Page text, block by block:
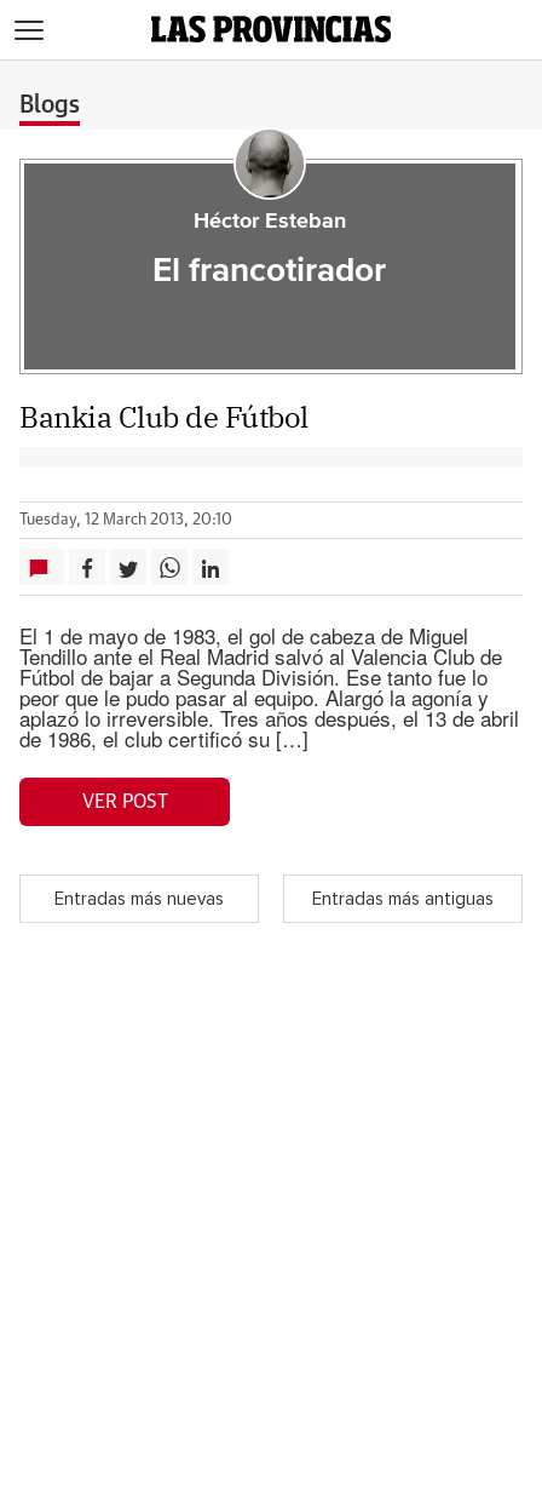
Blogs
Héctor Esteban
El francotirador
Bankia Club de Fútbol
Tuesday, 12 March 2013, 20:10
El 1 de mayo de 1983, el gol de cabeza de Miguel
Tendillo ante el Real Madrid salvó al Valencia Club de
Fútbol de bajar a Segunda División. Ese tanto fue lo
peor que le pudo pasar al equipo. Alargó la agonía y
aplazó lo irreversible. Tres años después, el 13 de abril
de 1986, el club certificó su […]
VER POST
Entradas más nuevas Entradas más antiguas